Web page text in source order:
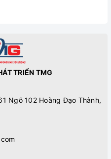
TRIỂN TMG
Ngõ 102 Hoàng Đạo Thành,